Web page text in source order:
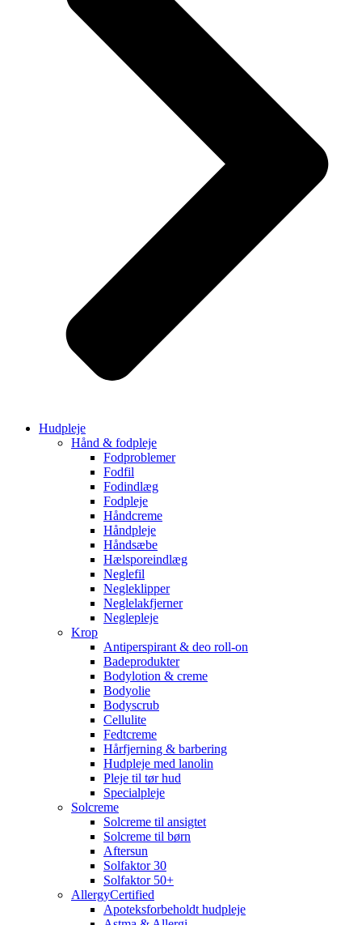
Hudpleje
Hånd & fodpleje
Fodproblemer
Fodfil
Fodindlæg
Fodpleje
Håndcreme
Håndpleje
Håndsæbe
Hælsporeindlæg
Neglefil
Negleklipper
Neglelakfjerner
Neglepleje
Krop
Antiperspirant & deo roll-on
Badeprodukter
Bodylotion & creme
Bodyolie
Bodyscrub
Cellulite
Fedtcreme
Hårfjerning & barbering
Hudpleje med lanolin
Pleje til tør hud
Specialpleje
Solcreme
Solcreme til ansigtet
Solcreme til børn
Aftersun
Solfaktor 30
Solfaktor 50+
AllergyCertified
Apoteksforbeholdt hudpleje